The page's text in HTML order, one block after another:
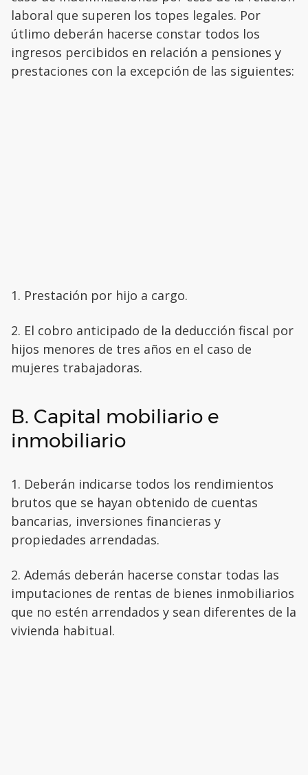
laboral que superen los topes legales. Por
útlimo deberán hacerse constar todos los
ingresos percibidos en relación a pensiones y
prestaciones con la excepción de las siguientes:
1. Prestación por hijo a cargo.
2. El cobro anticipado de la deducción fiscal por
hijos menores de tres años en el caso de
mujeres trabajadoras.
B. Capital mobiliario e
inmobiliario
1. Deberán indicarse todos los rendimientos
brutos que se hayan obtenido de cuentas
bancarias, inversiones financieras y
propiedades arrendadas.
2. Además deberán hacerse constar todas las
imputaciones de rentas de bienes inmobiliarios
que no estén arrendados y sean diferentes de la
vivienda habitual.